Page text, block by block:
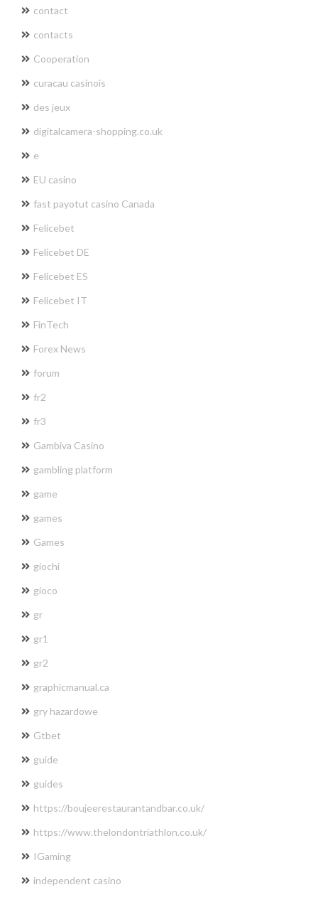
contact
contacts
Cooperation
curacau casinois
des jeux
digitalcamera-shopping.co.uk
e
EU casino
fast payotut casino Canada
Felicebet
Felicebet DE
Felicebet ES
Felicebet IT
FinTech
Forex News
forum
fr2
fr3
Gambiva Casino
gambling platform
game
games
Games
giochi
gioco
gr
gr1
gr2
graphicmanual.ca
gry hazardowe
Gtbet
guide
guides
https://boujeerestaurantandbar.co.uk/
https://www.thelondontriathlon.co.uk/
IGaming
independent casino